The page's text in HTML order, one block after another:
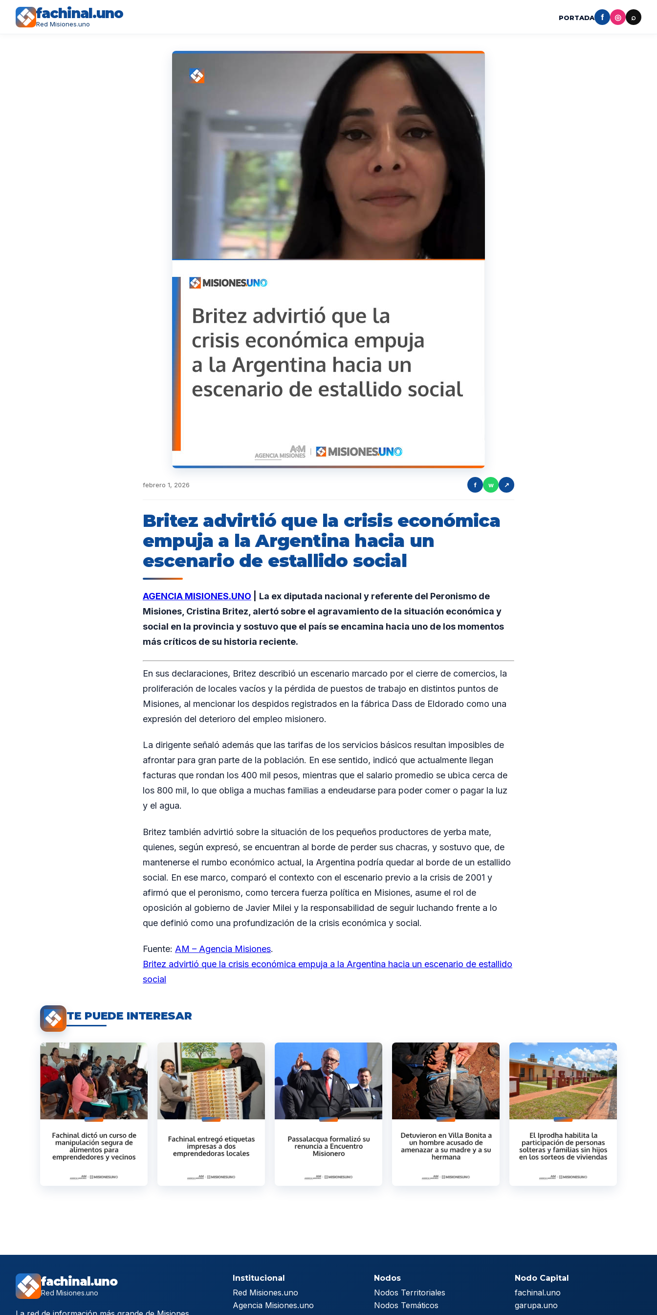
fachinal.uno
Red Misiones.uno
PORTADA f ◎ ⌕
febrero 1, 2026 f w ↗
Britez advirtió que la crisis económica
empuja a la Argentina hacia un
escenario de estallido social
AGENCIA MISIONES.UNO
La ex diputada nacional y referente del Peronismo de
Misiones, Cristina Britez, alertó sobre el agravamiento de la situación económica y
social en la provincia y sostuvo que el país se encamina hacia uno de los momentos
más críticos de su historia reciente.
En sus declaraciones, Britez describió un escenario marcado por el cierre de comercios, la
proliferación de locales vacíos y la pérdida de puestos de trabajo en distintos puntos de
Misiones, al mencionar los despidos registrados en la fábrica Dass de Eldorado como una
expresión del deterioro del empleo misionero.
La dirigente señaló además que las tarifas de los servicios básicos resultan imposibles de
afrontar para gran parte de la población. En ese sentido, indicó que actualmente llegan
facturas que rondan los 400 mil pesos, mientras que el salario promedio se ubica cerca de
los 800 mil, lo que obliga a muchas familias a endeudarse para poder comer o pagar la luz
y el agua.
Britez también advirtió sobre la situación de los pequeños productores de yerba mate,
quienes, según expresó, se encuentran al borde de perder sus chacras, y sostuvo que, de
mantenerse el rumbo económico actual, la Argentina podría quedar al borde de un estallido
social. En ese marco, comparó el contexto con el escenario previo a la crisis de 2001 y
afirmó que el peronismo, como tercera fuerza política en Misiones, asume el rol de
oposición al gobierno de Javier Milei y la responsabilidad de seguir luchando frente a lo
que definió como una profundización de la crisis económica y social.
Fuente: AM – Agencia Misiones.
Britez advirtió que la crisis económica empuja a la Argentina hacia un escenario de estallido
social
TE PUEDE INTERESAR
fachinal.uno
Red Misiones.uno
Institucional
Red Misiones.uno
Agencia Misiones.uno
Nodos
Nodos Territoriales
Nodos Temáticos
Nodo Capital
fachinal.uno
garupa.uno